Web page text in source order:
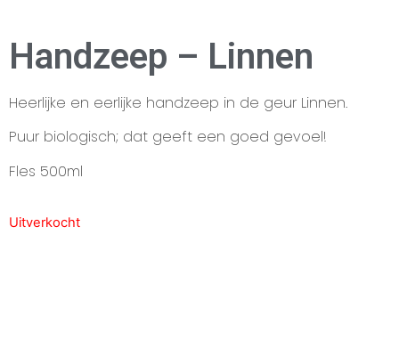
Handzeep – Linnen
Heerlijke en eerlijke handzeep in de geur Linnen.
Puur biologisch; dat geeft een goed gevoel!
Fles 500ml
Uitverkocht